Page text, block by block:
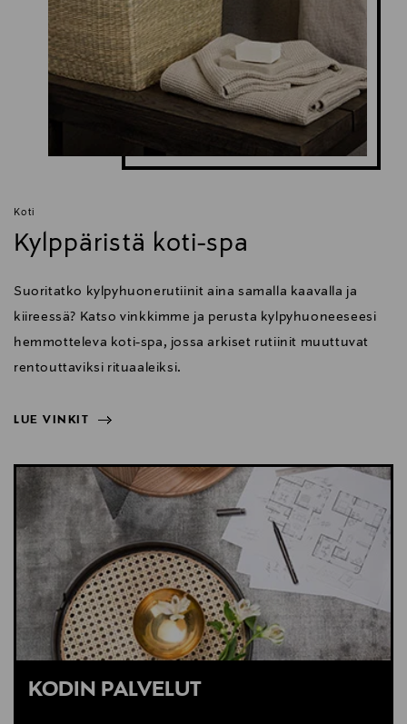
Koti
Kylppäristä koti-spa
Suoritatko kylpyhuonerutiinit aina samalla kaavalla ja
kiireessä? Katso vinkkimme ja perusta kylpyhuoneeseesi
hemmotteleva koti-spa, jossa arkiset rutiinit muuttuvat
rentouttaviksi rituaaleiksi.
LUE VINKIT
LUE VINKIT
KODIN PALVELUT